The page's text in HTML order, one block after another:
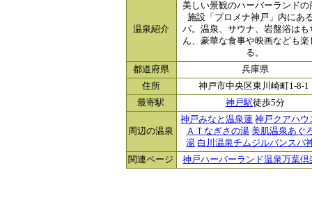
温泉紹介
美しい景観のハーバーランドの
施設「プロメナ神戸」内にあ
パ。温泉、サウナ、岩盤浴はも
ん、豪華な食事や映画なども楽
る。
都道府県
兵庫県
住所
神戸市中央区東川崎町1-8-1
最寄駅
神戸駅徒歩5分
周辺の温泉
神戸みなと温泉蓮 神戸クアハウ
ＡＴなぎさの湯 美肌温泉あぐ
湯 白川温泉チムジルバンスパ
関連ページ
神戸ハーバーランド温泉万葉倶